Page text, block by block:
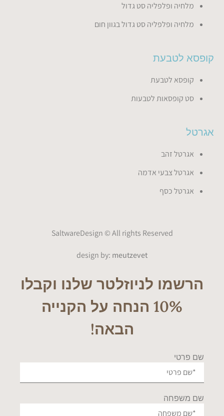
מלחיה ופלפליה סט גדול
מלחיה ופלפליה סט גדול בגוון חום
קופסא לטבעת
קופסא לטבעת
סט קופסאות לטבעות
אגרטל
אגרטל זהב
אגרטל צבעי אדמה
אגרטל כסף
SaltwareDesign © All rights Reserved
design by: meutzevet
הרשמו לניוזלטר שלנו וקבלו
10% הנחה על הקנייה
הבאה!
שם פרטי
שם משפחה